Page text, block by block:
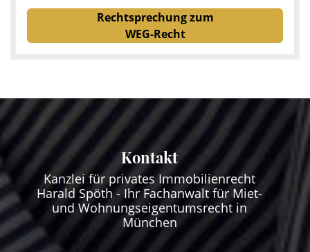
Rechtsprechung zum
WEG-Recht
Kontakt
Kanzlei für privates Immobilienrecht
Harald Spöth - Ihr Fachanwalt für Miet-
und Wohnungseigentumsrecht in
München